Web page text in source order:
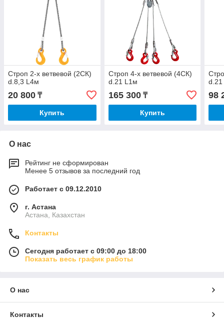
Строп 2-х ветвевой (2СК)
d.8,3 L4м
20 800 ₸
Купить
Строп 4-х ветвевой (4СК)
d.21 L1м
165 300₸
Купить
98
О нас
Рейтинг не сформирован
Менее 5 отзывов за последний год
Работает с 09.12.2010
г. Астана
Астана, Казахстан
Контакты
Сегодня работает с 09:00 до 18:00
Показать весь график работы
О нас
Контакты